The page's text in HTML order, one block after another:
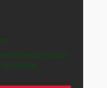
STRONIE WYDAWCY
PRAWEM